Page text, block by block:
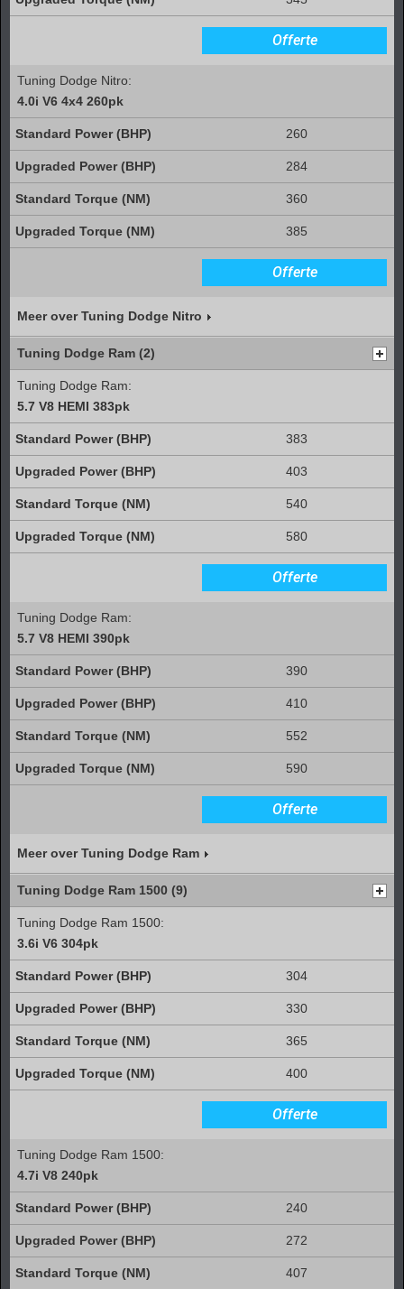
Offerte
Tuning Dodge Nitro:
4.0i V6 4x4 260pk
260
284
360
385
Offerte
Meer over Tuning Dodge Nitro
Tuning Dodge Ram (2)
Tuning Dodge Ram:
5.7 V8 HEMI 383pk
383
403
540
580
Offerte
Tuning Dodge Ram:
5.7 V8 HEMI 390pk
390
410
552
590
Offerte
Meer over Tuning Dodge Ram
Tuning Dodge Ram 1500 (9)
Tuning Dodge Ram 1500:
3.6i V6 304pk
304
330
365
400
Offerte
Tuning Dodge Ram 1500:
4.7i V8 240pk
240
272
407